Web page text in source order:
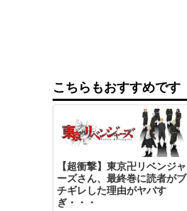
こちらもおすすめです
【超衝撃】東京卍リベンジャ
ーズさん、最終巻に読者がブ
チギレした理由がヤバす
ぎ・・・